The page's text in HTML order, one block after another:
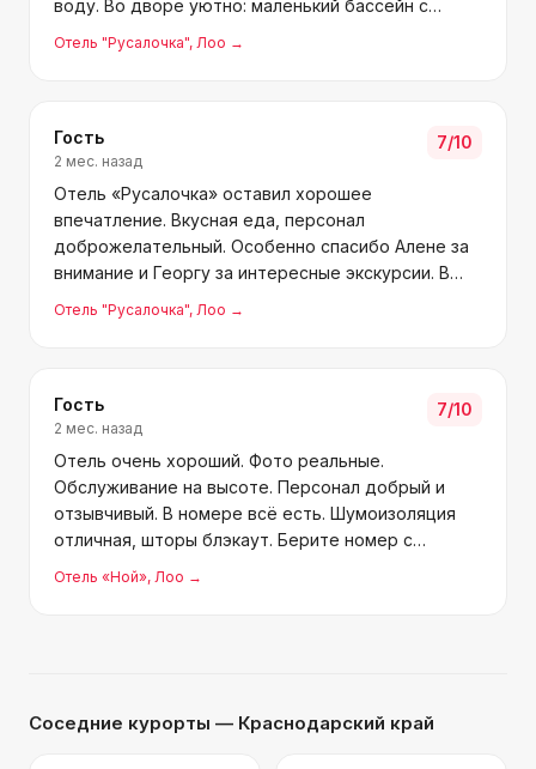
воду. Во дворе уютно: маленький бассейн с
бильярд). Персонал дружелюбный — Мария и Эля
Отель "Русалочка", Лоо →
Гость
2 мес. назад
7/10
Отель «Русалочка» оставил хорошее
впечатление. Вкусная еда, персонал
доброжелательный. Особенно спасибо Алене за
внимание и Георгу за интересные экскурсии. В
Рекомендуем для отдыха, возможно сами ещё
Отель "Русалочка", Лоо →
Гость
2 мес. назад
7/10
Отель очень хороший. Фото реальные.
Обслуживание на высоте. Персонал добрый и
отзывчивый. В номере всё есть. Шумоизоляция
отличная, шторы блэкаут. Берите номер с
балконом на море — не пожалеете. В кафе еда на
Отель «Ной», Лоо →
Соседние курорты — Краснодарский край